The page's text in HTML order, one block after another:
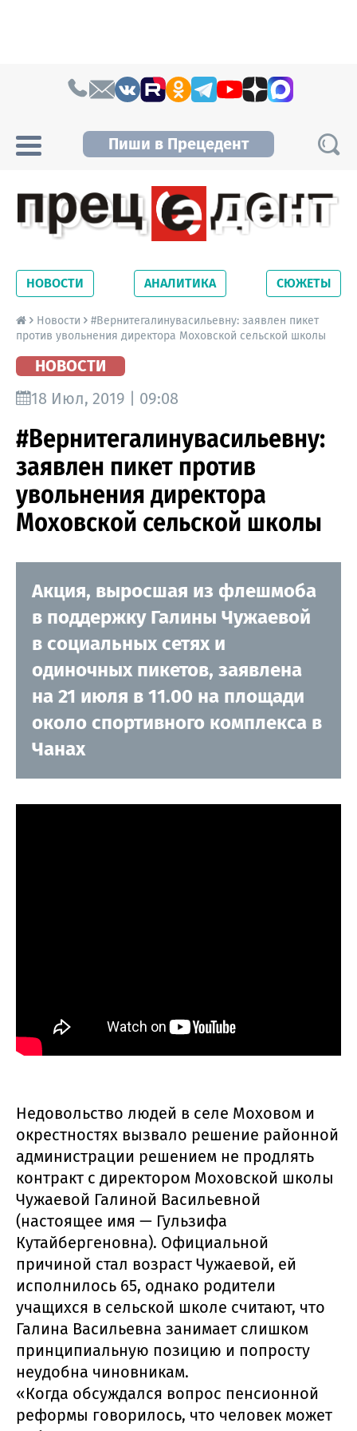
Пиши в Прецедент
Новосибирской области. Читайте свежие
новости на сайте сетевого издания
Precedent.
НОВОСТИ АНАЛИТИКА СЮЖЕТЫ
Новости
#Вернитегалинувасильевну: заявлен пикет
против увольнения директора Моховской сельской школы
НОВОСТИ
18 Июл, 2019 | 09:08
#Вернитегалинувасильевну:
заявлен пикет против
увольнения директора
Моховской сельской школы
Акция, выросшая из флешмоба
в поддержку Галины Чужаевой
в социальных сетях и
одиночных пикетов, заявлена
на 21 июля в 11.00 на площади
около спортивного комплекса в
Чанах
Недовольство людей в селе Моховом и
окрестностях вызвало решение районной
администрации решением не продлять
контракт с директором Моховской школы
Чужаевой Галиной Васильевной
(настоящее имя — Гульзифа
Кутайбергеновна). Официальной
причиной стал возраст Чужаевой, ей
исполнилось 65, однако родители
учащихся в сельской школе считают, что
Галина Васильевна занимает слишком
принципиальную позицию и попросту
неудобна чиновникам.
«Когда обсуждался вопрос пенсионной
реформы говорилось, что человек может